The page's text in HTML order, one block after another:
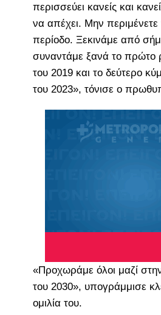
περισσεύει κανείς και
να απέχει. Μην περιμένετε
περίοδο. Ξεκινάμε από
συναντάμε ξανά το πρώτο
του 2019 και το δεύτερο
του 2023», τόνισε ο
«Προχωράμε όλοι μαζί
του 2030», υπογράμμισε
ομιλία του.